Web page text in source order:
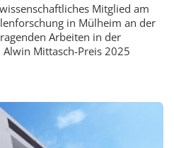
Mitglied am
in Mülheim an der
Arbeiten in der
Mittasch-Preis 2025